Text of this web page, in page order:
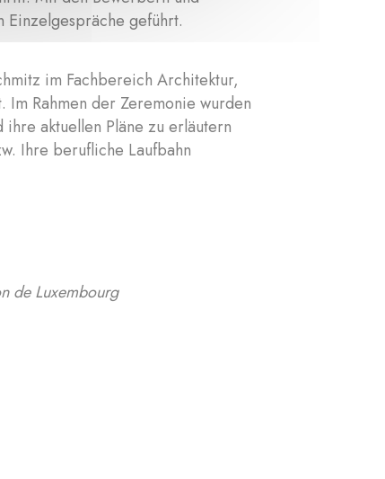
Einzelgespräche geführt.
im Fachbereich Architektur,
Rahmen der Zeremonie wurden
aktuellen Pläne zu erläutern
Ihre berufliche Laufbahn
de Luxembourg